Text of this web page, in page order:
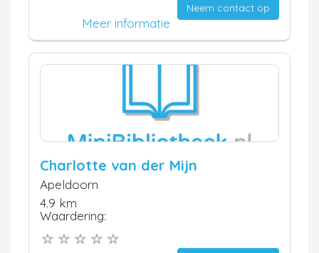
Neem contact op
Meer informatie
Charlotte van der Mijn
Apeldoorn
4.9 km
Waardering: